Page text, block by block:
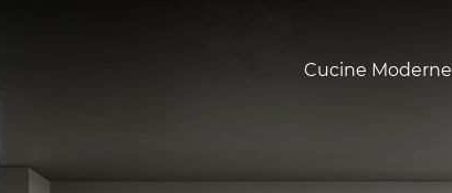
Cucine Moderne